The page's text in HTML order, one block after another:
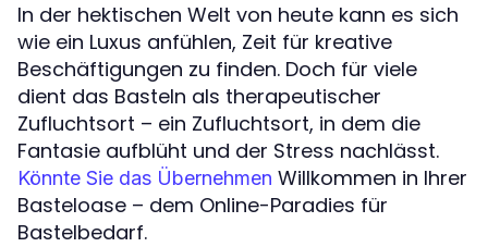
In der hektischen Welt von heute kann es sich
wie ein Luxus anfühlen, Zeit für kreative
Beschäftigungen zu finden. Doch für viele
dient das Basteln als therapeutischer
Zufluchtsort – ein Zufluchtsort, in dem die
Fantasie aufblüht und der Stress nachlässt.
Könnte Sie das Übernehmen Willkommen in Ihrer
Basteloase – dem Online-Paradies für
Bastelbedarf.